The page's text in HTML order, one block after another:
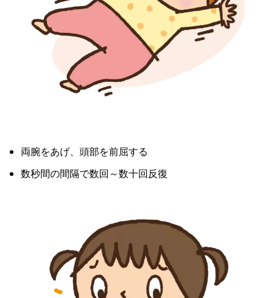
両腕をあげ、頭部を前屈する
数秒間の間隔で数回～数十回反復